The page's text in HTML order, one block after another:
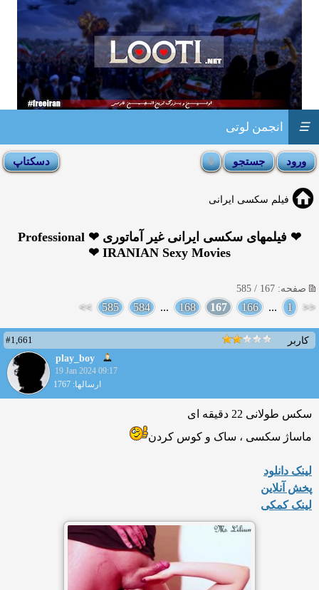
انجمن لوتی ☰
فیلم سکسی ایرانی
❤ فیلمهای سکسی ایرانی غیر آماتوری ❤ Professional
IRANIAN Sexy Movies ❤
صفحه: 167 / 585
<<
1
...
166
167
168
...
584
585
>>
کاربر
#1,661
play_boy
19 Jan 2024 09:17
ارسالها: 1767
سکس طولانی 22 دقیقه ای
ماساژ سکسی ، ساک و کوس کردن
لینک دانلود
پخش آنلاین
لینک کمکی